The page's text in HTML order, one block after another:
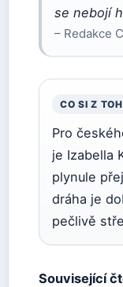
se nebojí
– Redakce
CO SI Z
Pro
je Izabella
plynule
dráha je
pečlivě
Související